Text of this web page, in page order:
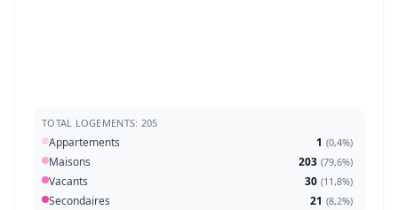
TOTAL LOGEMENTS: 205
Appartements 1 (0,4%)
Maisons 203 (79,6%)
Vacants 30 (11,8%)
Secondaires 21 (8,2%)